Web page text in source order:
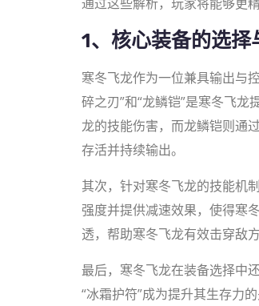
1、核心装备的选择
寒冬飞龙作为一位兼具输出与
碎之刃”和“龙鳞铠”是寒冬飞
龙的技能伤害，而龙鳞铠则通
存活并持续输出。
其次，针对寒冬飞龙的技能机
强度并提供减速效果，使得寒
透，帮助寒冬飞龙有效击穿敌
最后，寒冬飞龙在装备选择中
“冰霜护符”成为提升其生存力